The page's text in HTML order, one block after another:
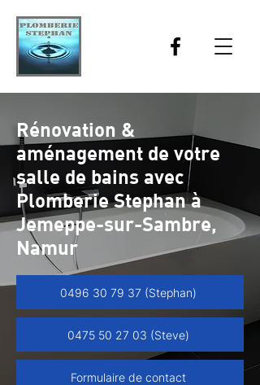
Rénovation &
aménagement de votre
salle de bains avec
Plomberie Stephan à
Jemeppe-sur-Sambre,
Namur
0496 30 79 37 (Stephan)
0475 50 27 03 (Steve)
Formulaire de contact